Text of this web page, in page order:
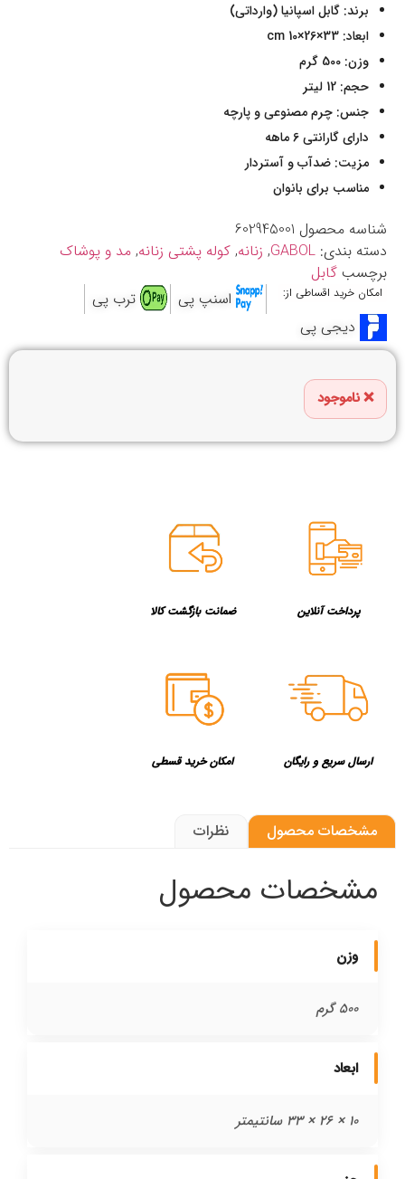
برند: گابل اسپانیا (وارداتی)
ابعاد: 33×26×10 cm
وزن: 500 گرم
حجم: 12 لیتر
جنس: چرم مصنوعی و پارچه
دارای گارانتی 6 ماهه
مزیت: ضدآب و آستردار
مناسب برای بانوان
شناسه محصول 602945001
دسته بندی: GABOL
, زنانه, کوله پشتی زنانه, مد و پوشاک
برچسب گابل
امکان خرید اقساطی از: اسنپ پی
ترب پی
دیجی پی
ناموجود
پرداخت آنلاین ضمانت بازگشت کالا
ارسال سریع و رایگان امکان خرید قسطی
مشخصات محصول نظرات
مشخصات محصول
وزن
500 گرم
ابعاد
10 × 26 × 33 سانتیمتر